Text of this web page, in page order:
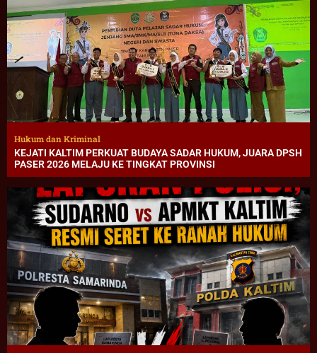
Hukum dan Kriminal
KEJATI KALTIM PERKUAT BUDAYA SADAR HUKUM, JUARA DPSH
PASER 2026 MELAJU KE TINGKAT PROVINSI